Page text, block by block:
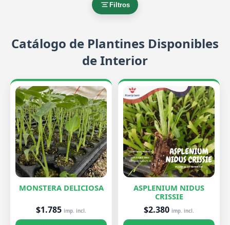
Filtros
Catálogo de Plantines Disponibles
de Interior
MONSTERA DELICIOSA
$1.785 imp. incl.
ASPLENIUM NIDUS
CRISSIE
$2.380 imp. incl.